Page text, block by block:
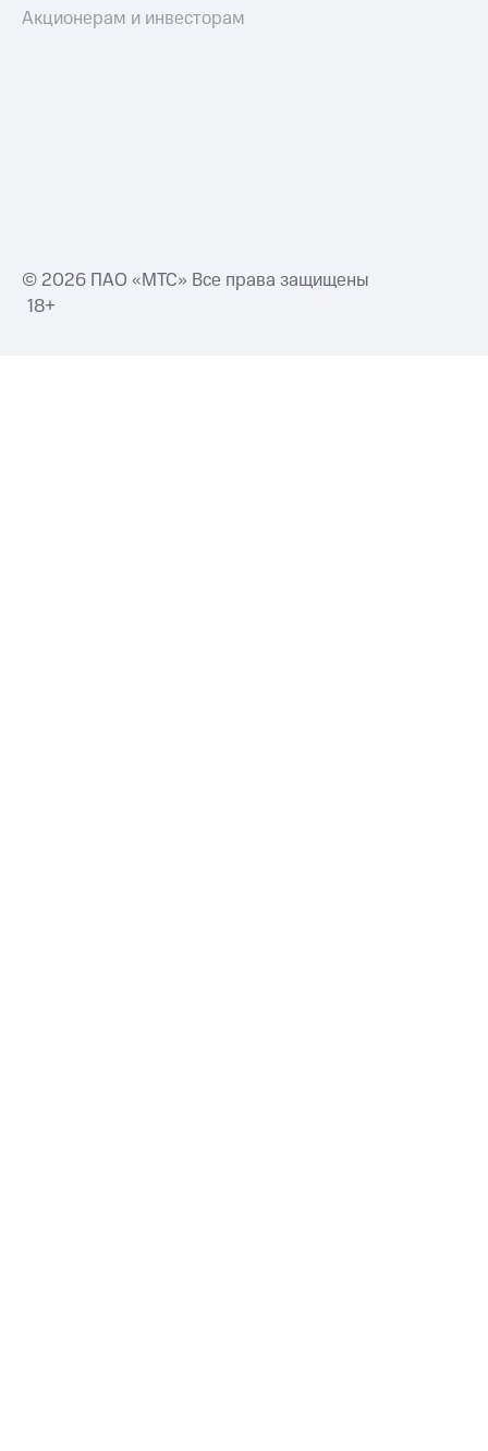
Акционерам и инвесторам
© 2026 ПАО «МТС» Все права защищены
18+